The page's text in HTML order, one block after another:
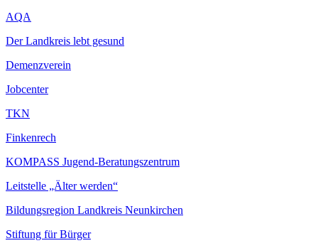
AQA
Der Landkreis lebt gesund
Demenzverein
Jobcenter
TKN
Finkenrech
KOMPASS Jugend-Beratungszentrum
Leitstelle „Älter werden“
Bildungsregion Landkreis Neunkirchen
Stiftung für Bürger